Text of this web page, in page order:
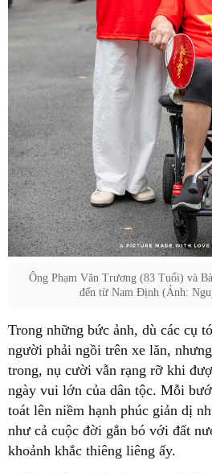
Ông Phạm Văn Trương (83 Tuổi) và
đến từ Nam Định (Ảnh:
Trong những bức ảnh, dù các cụ
người phải ngồi trên xe lăn,
trong, nụ cười vẫn rạng rỡ khi
ngày vui lớn của dân tộc. Mỗi
toát lên niềm hạnh phúc giản dị
như cả cuộc đời gắn bó với đất
khoảnh khắc thiêng liêng ấy.